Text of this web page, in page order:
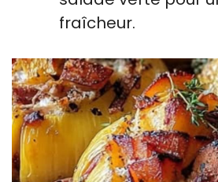
fraîcheur.